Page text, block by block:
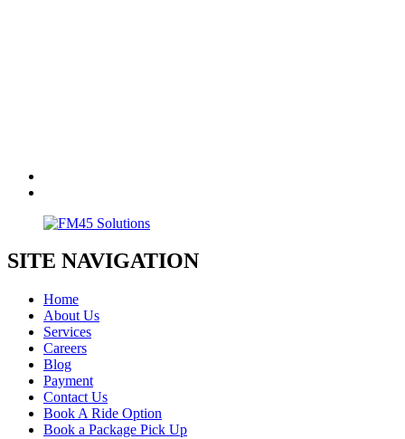
SITE NAVIGATION
Home
About Us
Services
Careers
Blog
Payment
Contact Us
Book A Ride Option
Book a Package Pick Up